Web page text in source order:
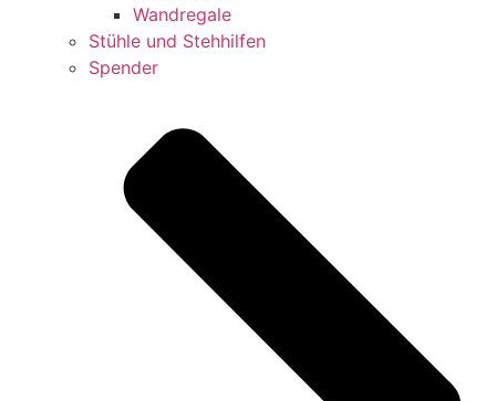
Wandregale
Stühle und Stehhilfen
Spender